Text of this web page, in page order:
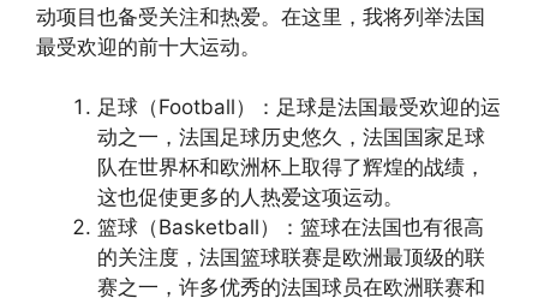
动项目也备受关注和热爱。在这里，我将列举法国
最受欢迎的前十大运动。
足球（Football）：足球是法国最受欢迎的运
动之一，法国足球历史悠久，法国国家足球
队在世界杯和欧洲杯上取得了辉煌的战绩，
这也促使更多的人热爱这项运动。
篮球（Basketball）：篮球在法国也有很高
的关注度，法国篮球联赛是欧洲最顶级的联
赛之一，许多优秀的法国球员在欧洲联赛和